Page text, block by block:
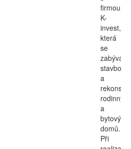
firmou
K-
invest,
která
se
zabývá
stavbou
a
rodinných
a
bytových
domů.
Při